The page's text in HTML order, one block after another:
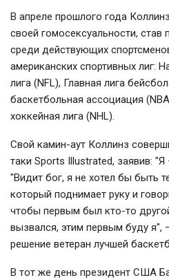
В апреле прошлого года
своей гомосексуальности,
среди действующих
американских спортивных лиг:
лига (NFL), Главная лига
баскетбольная ассоциация
хоккейная лига (NHL).
Свой камин-аут Коллинз
таки Sports Illustrated, заявив:
"Видит бог, я не хотел бы быть
который поднимает руку и
чтобы первым был кто-то
вызвался, этим первым буду я",
решение ветеран лучшей
В тот же день президент США